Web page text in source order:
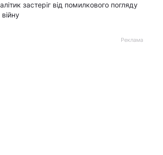
застеріг від помилкового погляду
війну
Реклама